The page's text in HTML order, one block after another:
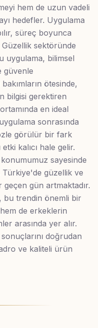
hem de uzun vadeli
hedefler. Uygulama
süreç boyunca
sektöründe
uygulama, bilimsel
güvenle
ötesinde,
bilgisi gerektiren
en ideal
sonrasında
görülür bir fark
kalıcı hale gelir.
sayesinde
Türkiye'de güzellik ve
geçen gün artmaktadır.
bu trendin önemli bir
de erkeklerin
arasında yer alır.
doğrudan
ve kaliteli ürün